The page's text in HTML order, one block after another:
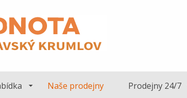
Naše prodejny Prodejny 24/7